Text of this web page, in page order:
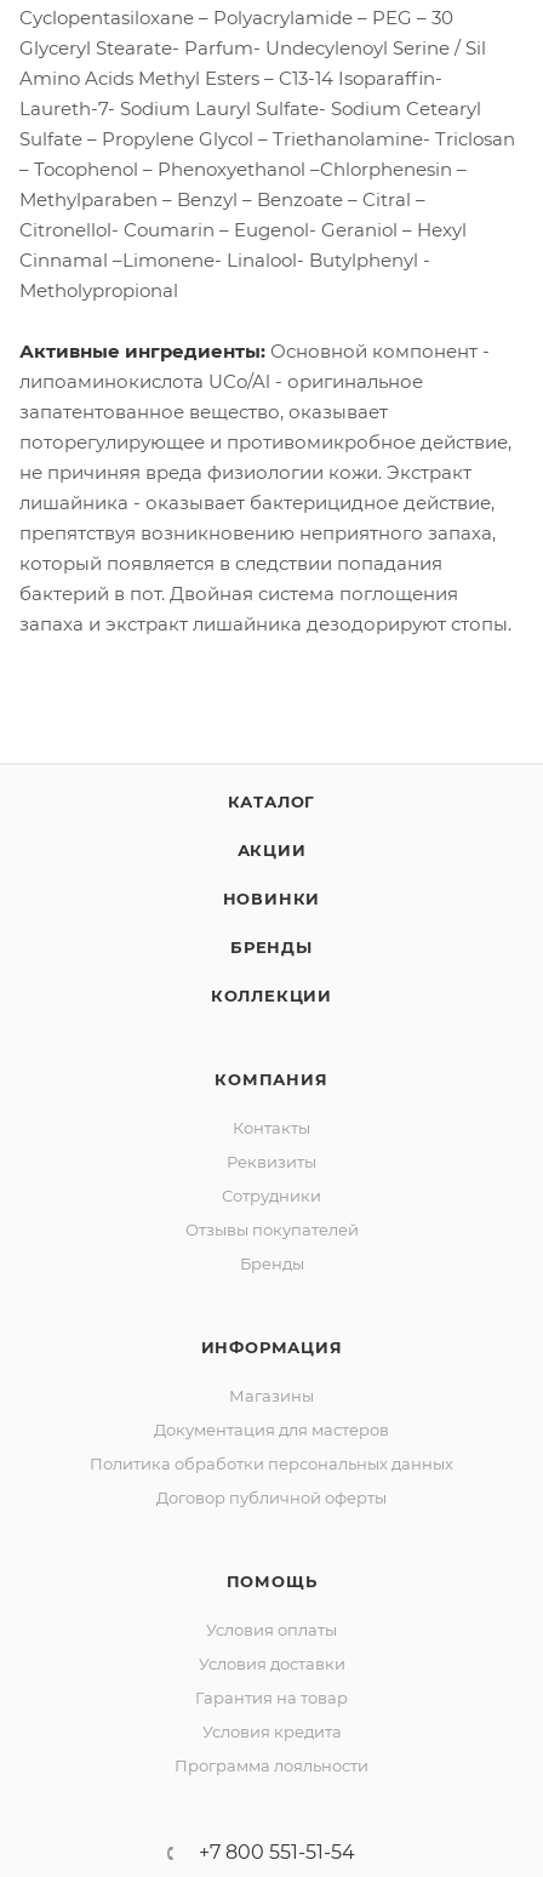
Cyclopentasiloxane – Polyacrylamide – PEG – 30
Glyceryl Stearate- Parfum- Undecylenoyl Serine / Sil
Amino Acids Methyl Esters – C13-14 Isoparaffin-
Laureth-7- Sodium Lauryl Sulfate- Sodium Cetearyl
Sulfate – Propylene Glycol – Triethanolamine- Triclosan
– Tocophenol – Phenoxyethanol –Chlorphenesin –
Methylparaben – Benzyl – Benzoate – Citral –
Citronellol- Coumarin – Eugenol- Geraniol – Hexyl
Cinnamal –Limonene- Linalool- Butylphenyl -
Metholypropional
Активные ингредиенты: Основной компонент -
липоаминокислота UCo/Al - оригинальное
запатентованное вещество, оказывает
поторегулирующее и противомикробное действие,
не причиняя вреда физиологии кожи. Экстракт
лишайника - оказывает бактерицидное действие,
препятствуя возникновению неприятного запаха,
который появляется в следствии попадания
бактерий в пот. Двойная система поглощения
запаха и экстракт лишайника дезодорируют стопы.
КАТАЛОГ
АКЦИИ
НОВИНКИ
БРЕНДЫ
КОЛЛЕКЦИИ
КОМПАНИЯ
Контакты
Реквизиты
Сотрудники
Отзывы покупателей
Бренды
ИНФОРМАЦИЯ
Магазины
Документация для мастеров
Политика обработки персональных данных
Договор публичной оферты
ПОМОЩЬ
Условия оплаты
Условия доставки
Гарантия на товар
Условия кредита
Программа лояльности
+7 800 551-51-54